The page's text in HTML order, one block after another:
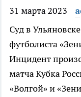
31 марта 2023
Суд в
футболиста
Инцидент
матча Кубка
«Волгой» и